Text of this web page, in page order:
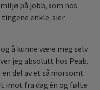
på jobb, som hos
tingene enkle, sier
å kunne være meg selv
jeg absolutt hos Peab.
del av et så morsomt
imot fra dag én og følte